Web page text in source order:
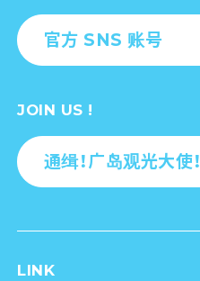
官方 SNS 账号
JOIN US !
通缉！广岛观光大使！
LINK